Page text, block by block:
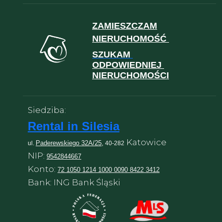
ZAMIESZCZAM
NIERUCHOMOŚĆ
SZUKAM
ODPOWIEDNIEJ
NIERUCHOMOŚCI
Siedziba:
Rental in Silesia
ul. Paderewskiego 32A/25, 40-282 Katowice
NIP: 9542844667
Konto: 72 1050 1214 1000 0090 8422 3412
Bank: ING Bank Śląski